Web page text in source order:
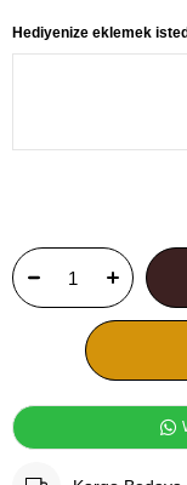
Hediyenize eklemek